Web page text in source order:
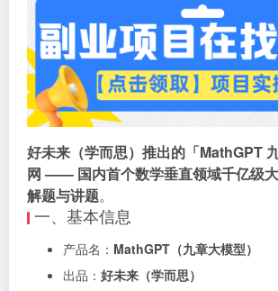
好未来（学而思）推出的「MathGPT
网 —— 国内首个数学垂直领域千亿级
解题与讲题。
一、基本信息
产品名： MathGPT（九章大模型）
出品： 好未来（学而思）